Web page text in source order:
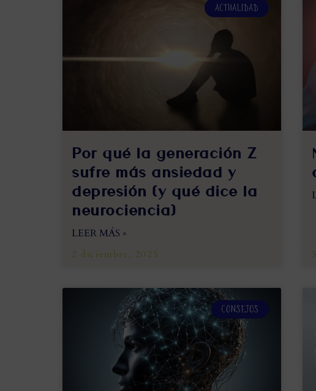
ACTUALIDAD
Por qué la generación Z
sufre más ansiedad y
depresión (y qué dice la
neurociencia)
LEER MÁS »
2 diciembre, 2025
CONSEJOS